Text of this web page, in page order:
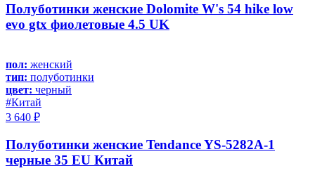
Полуботинки женские Dolomite W's 54 hike low
evo gtx фиолетовые 4.5 UK
пол: женский
тип: полуботинки
цвет: черный
#Китай
3 640 ₽
Полуботинки женские Tendance YS-5282A-1
черные 35 EU Китай